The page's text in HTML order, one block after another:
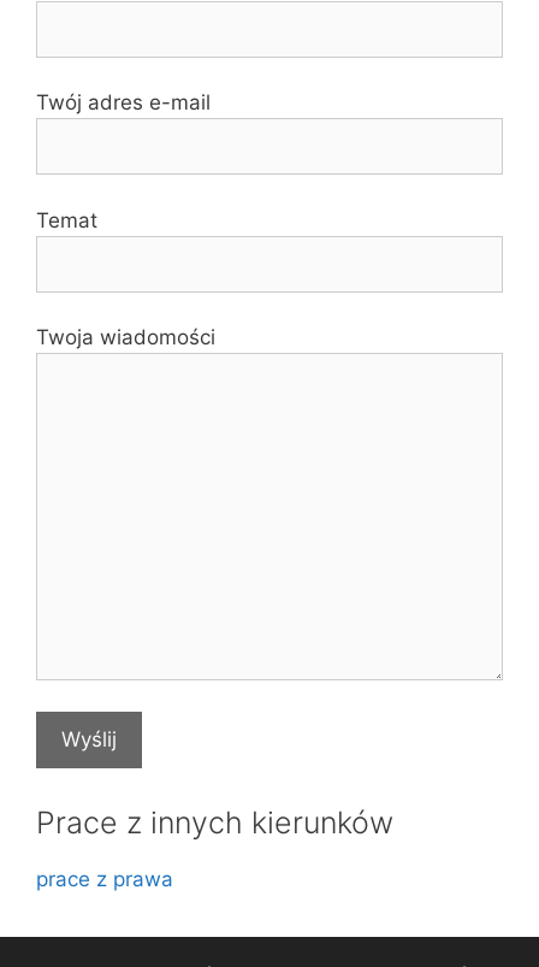
Twój adres e-mail
Temat
Twoja wiadomości
Prace z innych kierunków
prace z prawa